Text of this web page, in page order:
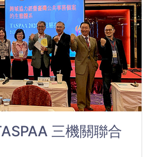
三機關聯合